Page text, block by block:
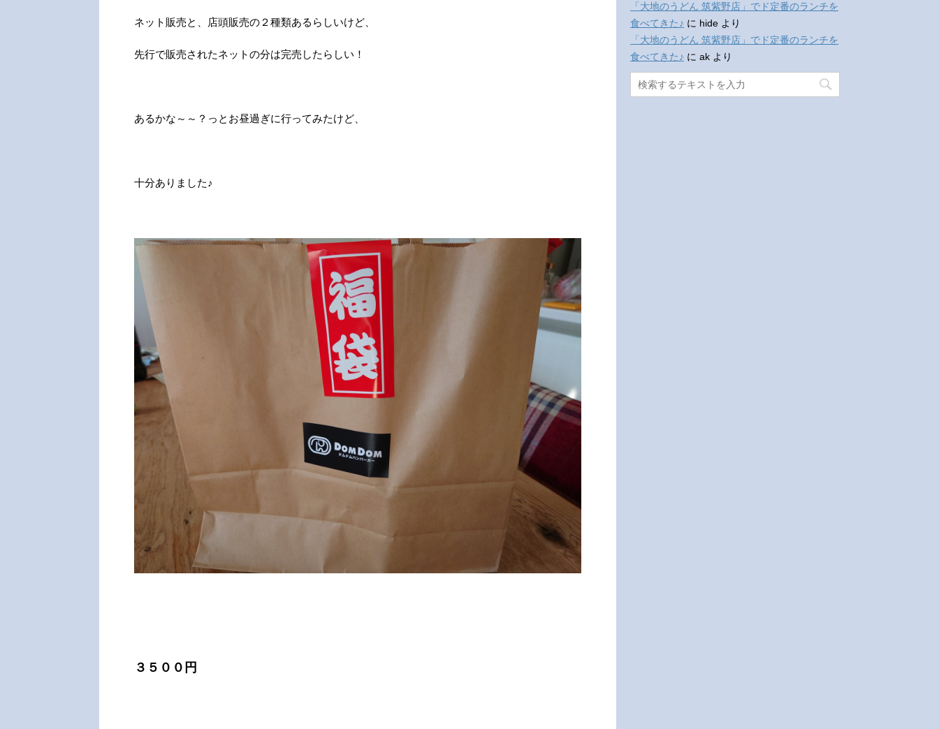
ネット販売と、店頭販売の２種類あるらしいけど、
先行で販売されたネットの分は完売したらしい！
あるかな～～？っとお昼過ぎに行ってみたけど、
十分ありました♪
３５００円
「大地のうどん 筑紫野店」でド定番のランチを
食べてきた♪ に hide より
「大地のうどん 筑紫野店」でド定番のランチを
食べてきた♪ に ak より